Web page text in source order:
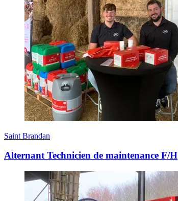
Saint Brandan
Alternant Technicien de maintenance F/H